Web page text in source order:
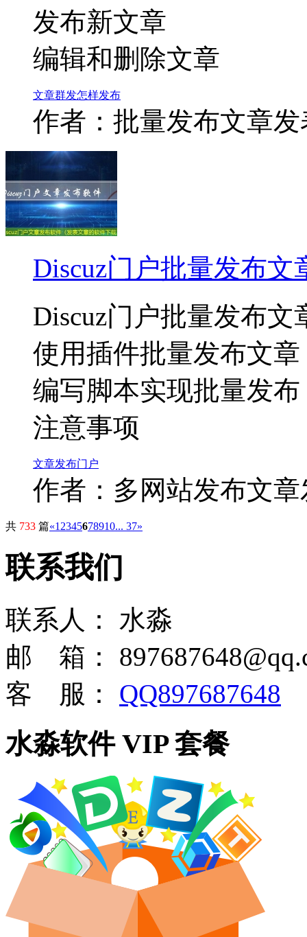
发布新文章
编辑和删除文章
文章群发怎样发布
作者：批量发布文章发
Discuz门户批量发布
Discuz门户批量发布文
使用插件批量发布文章
编写脚本实现批量发布
注意事项
文章发布门户
作者：多网站发布文章
共 733 篇«1 2345678910... 37»
联系我们
联系人：
水淼
邮 箱：
客 服：
QQ897687648
水淼软件 VIP 套餐